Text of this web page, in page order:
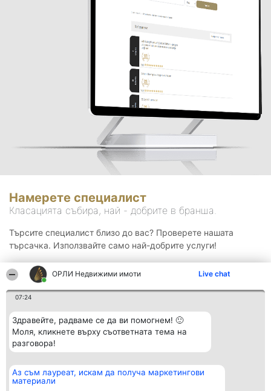
ОРЛИ Недвижими имоти Live chat
07:24
Здравейте, радваме се да ви помогнем! 🙂
Моля, кликнете върху съответната тема на
разговора!
Аз съм лауреат, искам да получа маркетингови
материали
Намерете специалист
Класацията събира, най - добрите в бранша.
Търсите специалист близо до вас? Проверете нашата
търсачка. Използвайте само най-добрите услуги!
Организатор на
класиране
Класация Контакти